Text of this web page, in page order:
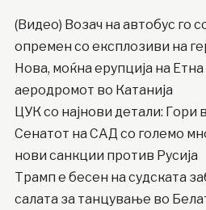
(Видео) Возач на автобус го
опремен со експлозиви на
Нова, моќна ерупција на
аеродромот во Катанија
ЦУК со најнови детали: Гори
Сенатот на САД со големо
нови санкции против Русија
Трамп е бесен на судската
салата за танцување во